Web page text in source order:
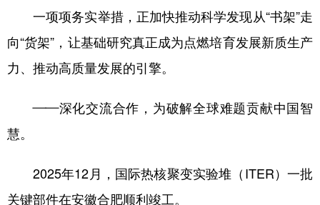
一项项务实举措，正加快推动科学发现从“书架”走
向“货架”，让基础研究真正成为点燃培育发展新质生产
力、推动高质量发展的引擎。
——深化交流合作，为破解全球难题贡献中国智
慧。
2025年12月，国际热核聚变实验堆（ITER）一批
关键部件在安徽合肥顺利竣工。